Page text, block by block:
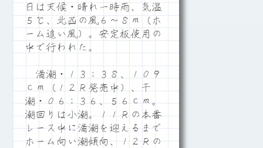
日は天候・晴れ一時雨、気温
５℃、北西の風６～８ｍ（ホ
ーム追い風）。安定板使用の
中で行われた。
満潮・１３：３８、１０９
ｃｍ（１２Ｒ発売中）、干
潮・０６：３６、５６ｃｍ。
潮回りは小潮。１１Ｒの本番
レース中に満潮を迎えるまで
ホーム向い潮傾向、１２Ｒの